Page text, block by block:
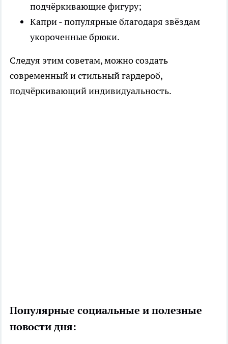
подчёркивающие фигуру;
Капри - популярные благодаря звёздам
укороченные брюки.
Следуя этим советам, можно создать
современный и стильный гардероб,
подчёркивающий индивидуальность.
Популярные социальные и полезные
новости дня: